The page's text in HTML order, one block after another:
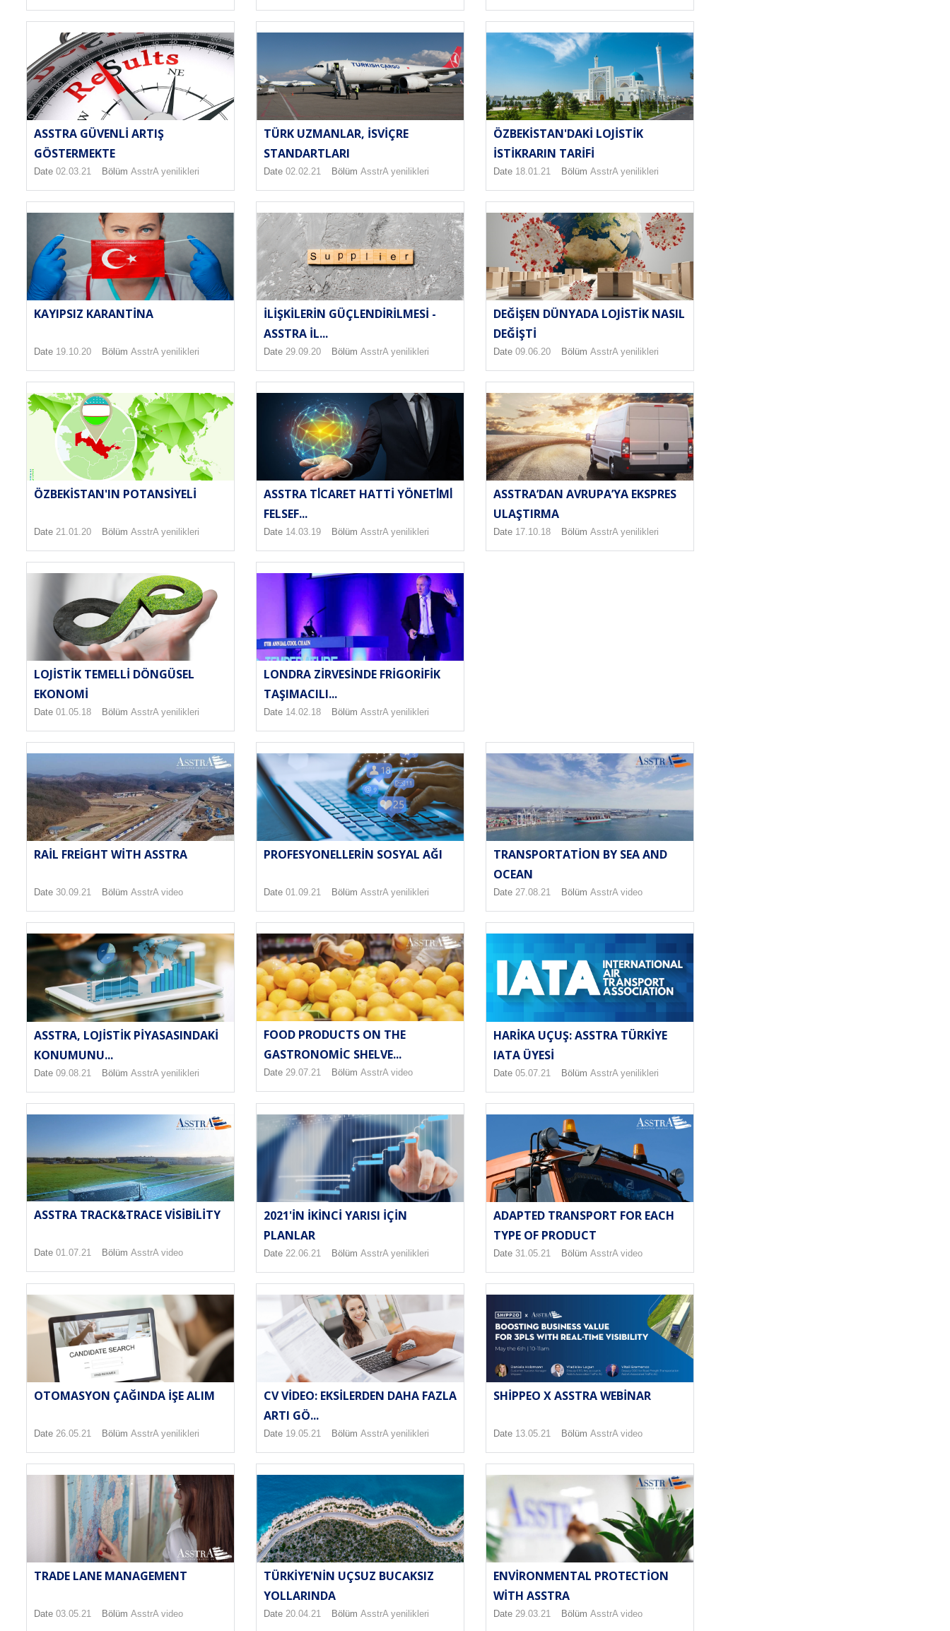
ASSTRA GÜVENLI ARTIŞ
GÖSTERMEKTE
Date 02.03.21 Bölüm AsstrA yenilikleri
TÜRK UZMANLAR, İSVIÇRE
STANDARTLARI
Date 02.02.21 Bölüm AsstrA yenilikleri
ÖZBEKISTAN'DAKI LOJISTIK
ISTIKRARIN TARIFI
Date 18.01.21 Bölüm AsstrA yenilikleri
KAYIPSIZ KARANTINA
Date 19.10.20 Bölüm AsstrA yenilikleri
İLIŞKILERIN GÜÇLENDIRILMESI -
ASSTRA IL...
Date 29.09.20Bölüm AsstrA yenilikleri
DEĞIŞEN DÜNYADA LOJISTIK NASIL
DEĞIŞTI
Date 09.06.20Bölüm AsstrA yenilikleri
ÖZBEKISTAN'IN POTANSIYELI
Date 21.01.20 Bölüm AsstrA yenilikleri
ASSTRA TİCARET HATTI YÖNETİMİ
FELSEF...
Date 14.03.19Bölüm AsstrA yenilikleri
ASSTRA’DAN AVRUPA’YA EKSPRES
ULAŞTIRMA
Date 17.10.18Bölüm AsstrA yenilikleri
LOJISTIK TEMELLI DÖNGÜSEL
EKONOMI
Date 01.05.18 Bölüm AsstrA yenilikleri
LONDRA ZIRVESINDE FRIGORIFIK
TAŞIMACILI...
Date 14.02.18Bölüm AsstrA yenilikleri
RAIL FREIGHT WITH ASSTRA
Date 30.09.21 Bölüm AsstrA video
PROFESYONELLERIN SOSYAL AĞI
Date 01.09.21Bölüm AsstrA yenilikleri
TRANSPORTATION BY SEA AND
OCEAN
Date 27.08.21Bölüm AsstrA video
ASSTRA, LOJISTIK PIYASASINDAKI
KONUMUNU...
Date 09.08.21 Bölüm AsstrA yenilikleri
FOOD PRODUCTS ON THE
GASTRONOMIC SHELVE...
Date 29.07.21Bölüm AsstrA video
HARIKA UÇUŞ: ASSTRA TÜRKIYE
IATA ÜYESI
Date 05.07.21 Bölüm AsstrA yenilikleri
ASSTRA TRACK&TRACE VISIBILITY
Date 01.07.21 Bölüm AsstrA video
2021'IN IKINCI YARISI IÇIN
PLANLAR
Date 22.06.21 Bölüm AsstrA yenilikleri
ADAPTED TRANSPORT FOR EACH
TYPE OF PRODUCT
Date 31.05.21 Bölüm AsstrA video
OTOMASYON ÇAĞINDA İŞE ALIM
Date 26.05.21 Bölüm AsstrA yenilikleri
CV VIDEO: EKSILERDEN DAHA FAZLA
ARTI GÖ...
Date 19.05.21 Bölüm AsstrA yenilikleri
SHIPPEO X ASSTRA WEBINAR
Date 13.05.21 Bölüm AsstrA video
TRADE LANE MANAGEMENT
Date 03.05.21 Bölüm AsstrA video
TÜRKIYE'NIN UÇSUZ BUCAKSIZ
YOLLARINDA
Date 20.04.21 Bölüm AsstrA yenilikleri
ENVIRONMENTAL PROTECTION
WITH ASSTRA
Date 29.03.21 Bölüm AsstrA video